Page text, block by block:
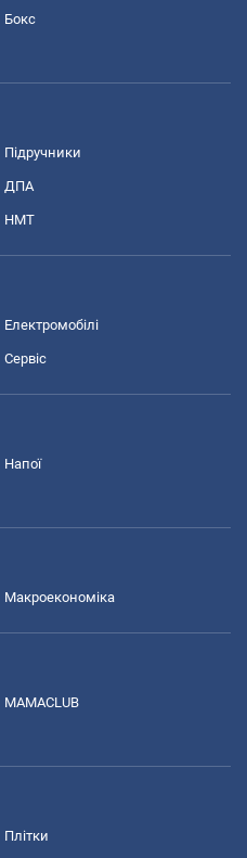
Бокс
Підручники
ДПА
НМТ
Електромобілі
Сервіс
Напої
Макроекономіка
MAMACLUB
Плітки